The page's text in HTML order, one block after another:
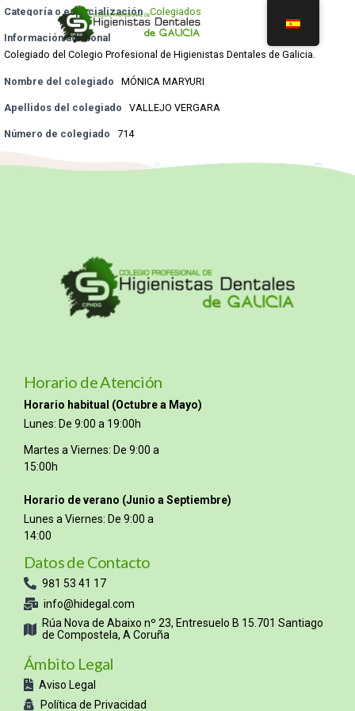
Categoría o especialización Colegiados
Información adicional
Colegiado del Colegio Profesional de Higienistas Dentales de Galicia.
Nombre del colegiado MÓNICA MARYURI
Apellidos del colegiado VALLEJO VERGARA
Número de colegiado 714
Horario de Atención
Horario habitual (Octubre a Mayo)
Lunes: De 9:00 a 19:00h
Martes a Viernes: De 9:00 a
15:00h
Horario de verano (Junio a Septiembre)
Lunes a Viernes: De 9:00 a
14:00
Datos de Contacto
981 53 41 17
info@hidegal.com
Rúa Nova de Abaixo nº 23, Entresuelo B 15.701 Santiago
de Compostela, A Coruña
Ámbito Legal
Aviso Legal
Política de Privacidad